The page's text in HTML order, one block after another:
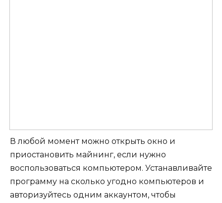
В любой момент можно открыть окно и
приостановить майнинг, если нужно
воспользоваться компьютером. Устанавливайте
программу на сколько угодно компьютеров и
авторизуйтесь одним аккаунтом, чтобы